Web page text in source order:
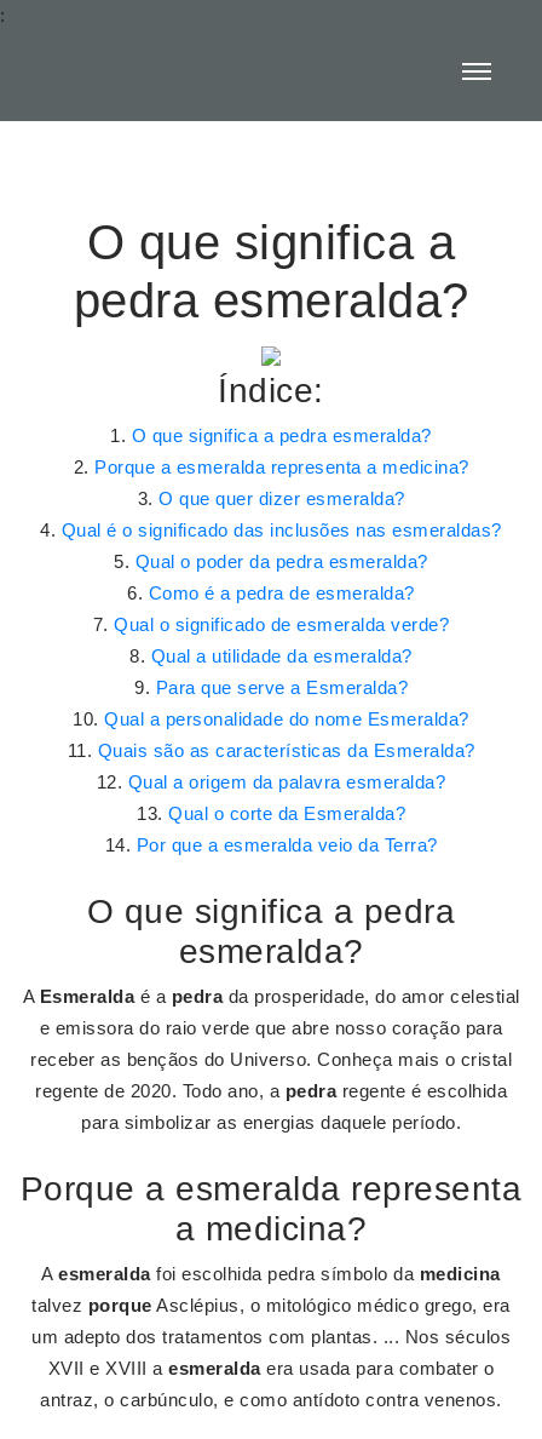
:
O que significa a
pedra esmeralda?
Índice:
O que significa a pedra esmeralda?
Porque a esmeralda representa a medicina?
O que quer dizer esmeralda?
Qual é o significado das inclusões nas esmeraldas?
Qual o poder da pedra esmeralda?
Como é a pedra de esmeralda?
Qual o significado de esmeralda verde?
Qual a utilidade da esmeralda?
Para que serve a Esmeralda?
Qual a personalidade do nome Esmeralda?
Quais são as características da Esmeralda?
Qual a origem da palavra esmeralda?
Qual o corte da Esmeralda?
Por que a esmeralda veio da Terra?
O que significa a pedra
esmeralda?
A Esmeraldaé a pedrada prosperidade, do amor celestial
e emissora do raio verde que abre nosso coração para
receber as bençãos do Universo. Conheça mais o cristal
regente de 2020. Todo ano, a pedraregente é escolhida
para simbolizar as energias daquele período.
Porque a esmeralda representa
a medicina?
Aesmeraldafoi escolhida pedra símbolo da medicina
talvez porque Asclépius, o mitológico médico grego, era
um adepto dos tratamentos com plantas. ... Nos séculos
XVII e XVIII a esmeraldaera usada para combater o
antraz, o carbúnculo, e como antídoto contra venenos.